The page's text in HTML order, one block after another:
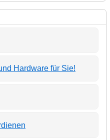
Hardware für Sie!